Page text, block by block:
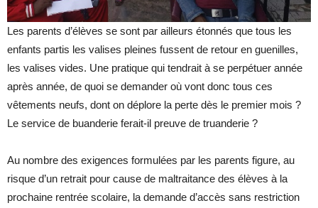
Les parents d’élèves se sont par ailleurs étonnés que tous les
enfants partis les valises pleines fussent de retour en guenilles,
les valises vides. Une pratique qui tendrait à se perpétuer année
après année, de quoi se demander où vont donc tous ces
vêtements neufs, dont on déplore la perte dès le premier mois ?
Le service de buanderie ferait-il preuve de truanderie ?
Au nombre des exigences formulées par les parents figure, au
risque d’un retrait pour cause de maltraitance des élèves à la
prochaine rentrée scolaire, la demande d’accès sans restriction